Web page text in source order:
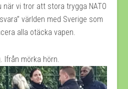
när vi tror att stora trygga NATO
världen med Sverige som
alla otäcka vapen.
Ifrån mörka hörn.